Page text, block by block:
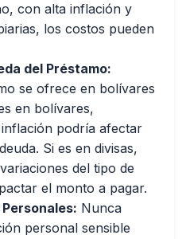
con alta inflación y
los costos pueden
del Préstamo:
se ofrece en bolívares
en bolívares,
podría afectar
Si es en divisas,
del tipo de
el monto a pagar.
Nunca
personal sensible